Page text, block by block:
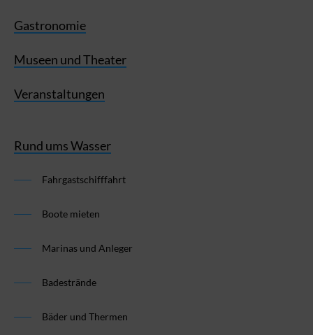
Gastronomie
Museen und Theater
Veranstaltungen
Rund ums Wasser
Fahrgastschifffahrt
Boote mieten
Marinas und Anleger
Badestrände
Bäder und Thermen